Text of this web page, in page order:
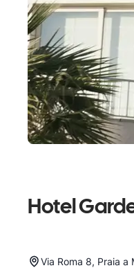
Hotel
Via Roma 8, Praia a